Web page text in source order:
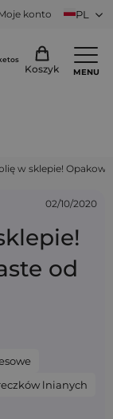
konto PL
Koszyk MENU
w sklepie!
02/10/2020
od
lnianych